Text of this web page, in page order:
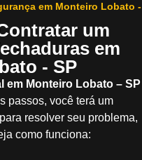
em Monteiro Lobato -
um
em
- SP
em Monteiro Lobato – SP
passos, você terá um
resolver seu problema,
como funciona: